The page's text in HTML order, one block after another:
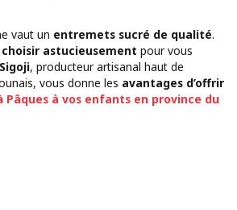
vaut un entremets sucré de qualité.
choisir astucieusement pour vous
Sigoji, producteur artisanal haut de
vous donne les avantages d’offrir
Pâques à vos enfants en province du